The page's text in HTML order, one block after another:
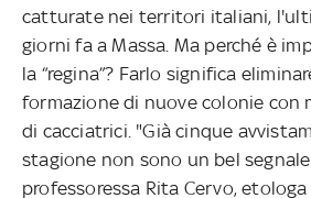
catturate nei territori italiani,
giorni fa a Massa. Ma perché è
la “regina”? Farlo significa
formazione di nuove colonie con
di cacciatrici. "Già cinque
stagione non sono un bel
professoressa Rita Cervo,